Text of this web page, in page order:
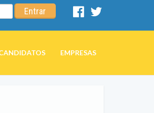
Entrar
Facebook
EMPRESAS